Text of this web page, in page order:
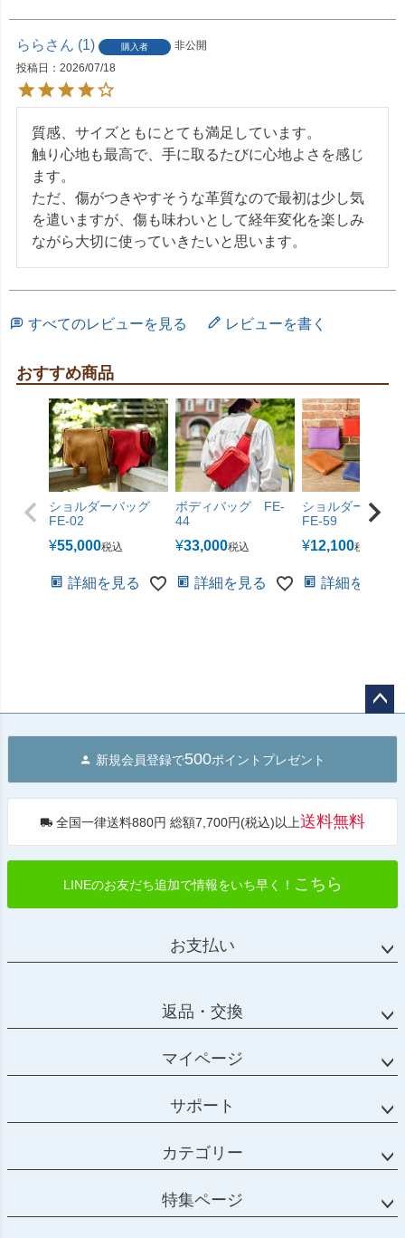
らら 1 購入者
非公開
投稿日
2026/07/18
質感、サイズともにとても満足しています。
触り心地も最高で、手に取るたびに心地よさを感じ
ます。
ただ、傷がつきやすそうな革質なので最初は少し気
を遣いますが、傷も味わいとして経年変化を楽しみ
ながら大切に使っていきたいと思います。
すべてのレビューを見る レビューを書く
おすすめ商品
ショルダーバッグ
FE-02
¥55,000税込
詳細を見る
ボディバッグ FE-
44
¥33,000税込
詳細を見る
ショルダーポー
FE-59
¥12,100税込
詳細を見る
へ
新規会員登録で500ポイントプレゼント
全国一律送料880円 総額7,700円(税込)以上送料無料
LINEのお友だち追加で情報をいち早く！ こちら
お支払い
返品・交換
マイページ
サポート
カテゴリー
特集ページ